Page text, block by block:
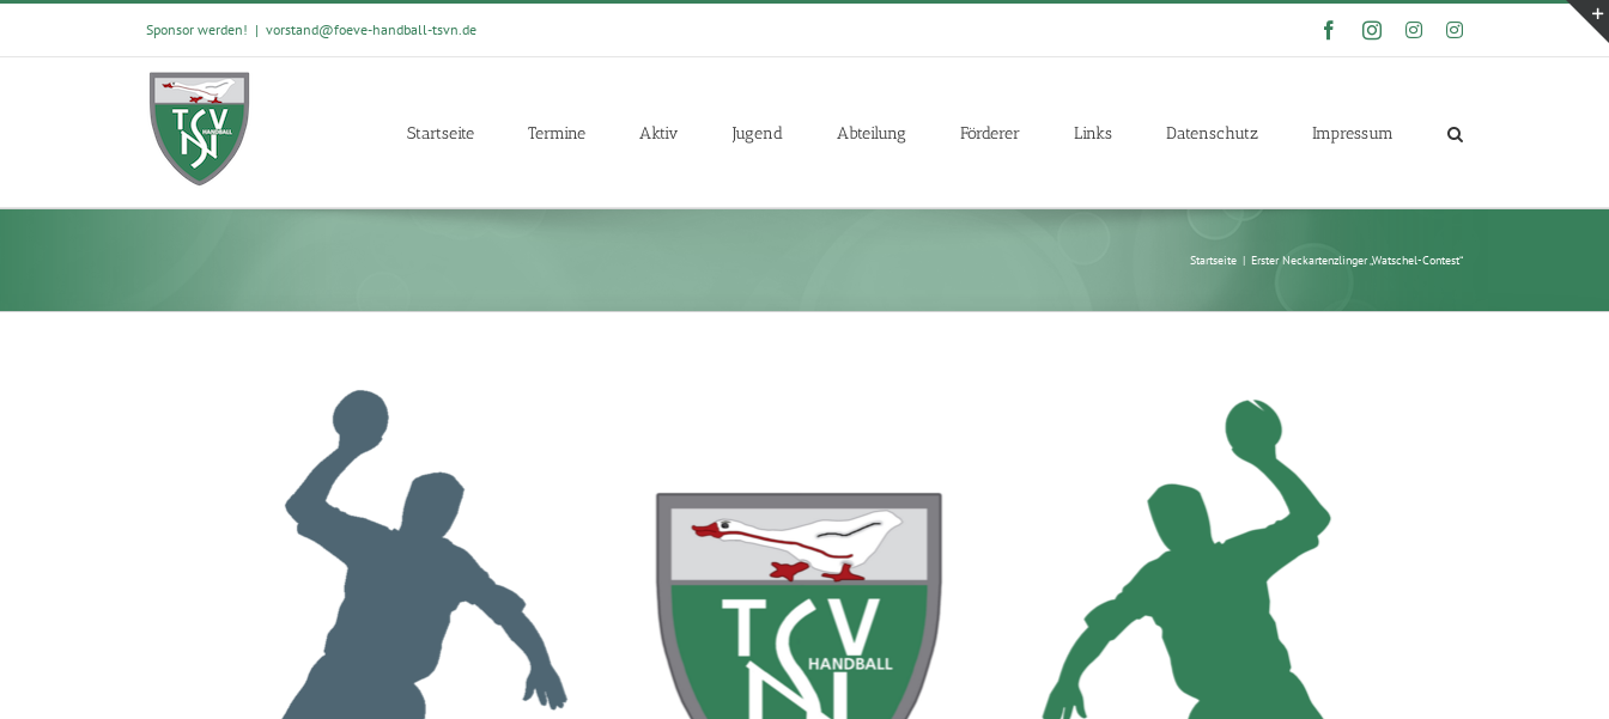
Skip
content
Sponsor werden! | vorstand@foeve-handball-tsvn.de FacebookInstagramInstagramInstagram
Startseite Termine Aktiv Jugend Abteilung Förderer Links Datenschutz Impressum
Startseite | Erster Neckartenzlinger „Watschel-Contest“